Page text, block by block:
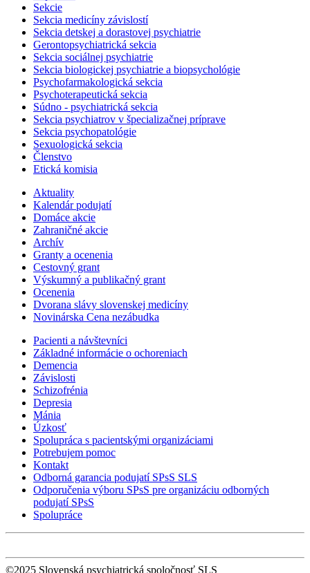
Sekcie
Sekcia medicíny závislostí
Sekcia detskej a dorastovej psychiatrie
Gerontopsychiatrická sekcia
Sekcia sociálnej psychiatrie
Sekcia biologickej psychiatrie a biopsychológie
Psychofarmakologická sekcia
Psychoterapeutická sekcia
Súdno - psychiatrická sekcia
Sekcia psychiatrov v špecializačnej príprave
Sekcia psychopatológie
Sexuologická sekcia
Členstvo
Etická komisia
Aktuality
Kalendár podujatí
Domáce akcie
Zahraničné akcie
Archív
Granty a ocenenia
Cestovný grant
Výskumný a publikačný grant
Ocenenia
Dvorana slávy slovenskej medicíny
Novinárska Cena nezábudka
Pacienti a návštevníci
Základné informácie o ochoreniach
Demencia
Závislosti
Schizofrénia
Depresia
Mánia
Úzkosť
Spolupráca s pacientskými organizáciami
Potrebujem pomoc
Kontakt
Odborná garancia podujatí SPsS SLS
Odporučenia výboru SPsS pre organizáciu odborných
podujatí SPsS
Spolupráce
©2025 Slovenská psychiatrická spoločnosť SLS